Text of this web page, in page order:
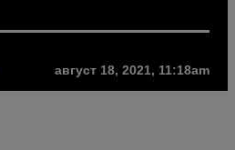
август 18, 2021, 11:18am